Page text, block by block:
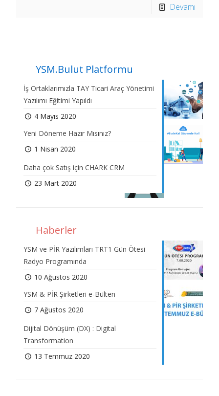
Devamı
YSM.Bulut Platformu
İş Ortaklarımızla TAY Ticari Araç Yönetimi
Yazılımı Eğitimi Yapıldı
4 Mayıs 2020
Yeni Döneme Hazır Mısınız?
1 Nisan 2020
Daha çok Satış için CHARK CRM
23 Mart 2020
Haberler
YSM ve PİR Yazılımları TRT1 Gün Ötesi
Radyo Programında
10 Ağustos 2020
YSM & PİR Şirketleri e-Bülten
7 Ağustos 2020
Dijital Dönüşüm (DX) : Digital
Transformation
13 Temmuz 2020